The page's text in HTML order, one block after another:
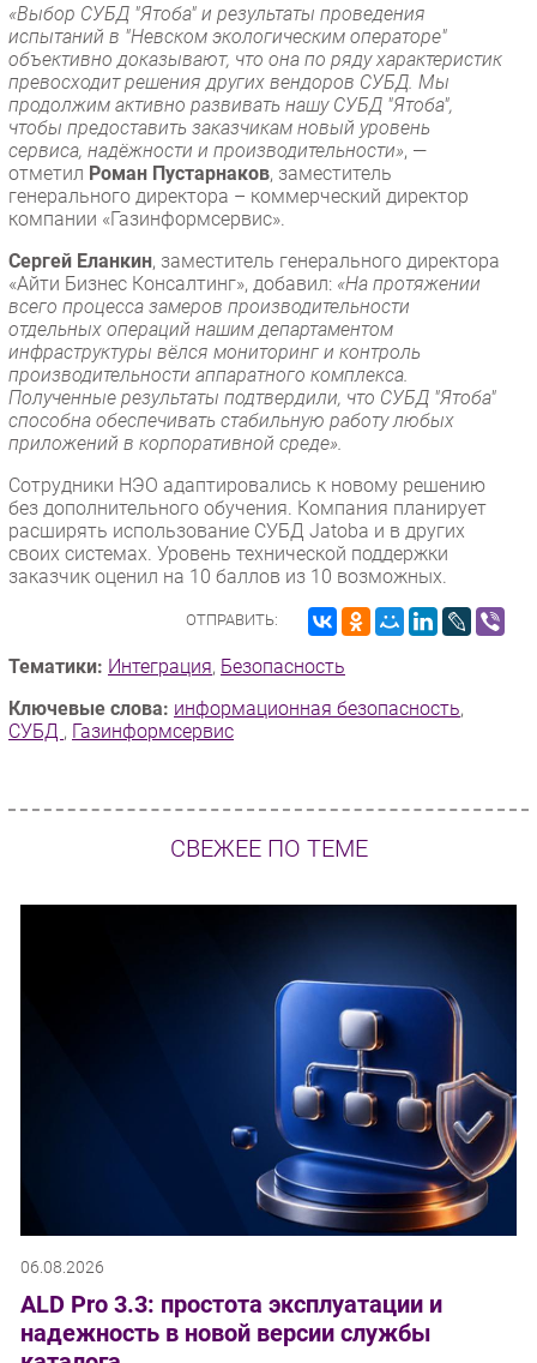
«Выбор СУБД "Ятоба" и результаты проведения
испытаний в "Невском экологическим операторе"
объективно доказывают, что она по ряду характеристик
превосходит решения других вендоров СУБД. Мы
продолжим активно развивать нашу СУБД "Ятоба",
чтобы предоставить заказчикам новый уровень
сервиса, надёжности и производительности», —
отметил Роман Пустарнаков, заместитель
генерального директора – коммерческий директор
компании «Газинформсервис».
Сергей Еланкин, заместитель генерального директора
«Айти Бизнес Консалтинг», добавил: «На протяжении
всего процесса замеров производительности
отдельных операций нашим департаментом
инфраструктуры вёлся мониторинг и контроль
производительности аппаратного комплекса.
Полученные результаты подтвердили, что СУБД "Ятоба"
способна обеспечивать стабильную работу любых
приложений в корпоративной среде».
Сотрудники НЭО адаптировались к новому решению
без дополнительного обучения. Компания планирует
расширять использование СУБД Jatoba и в других
своих системах. Уровень технической поддержки
заказчик оценил на 10 баллов из 10 возможных.
ОТПРАВИТЬ:
Тематики: Интеграция, Безопасность
Ключевые слова: информационная безопасность,
СУБД , Газинформсервис
СВЕЖЕЕ ПО ТЕМЕ
06.08.2026
ALD Pro 3.3: простота эксплуатации и
надежность в новой версии службы